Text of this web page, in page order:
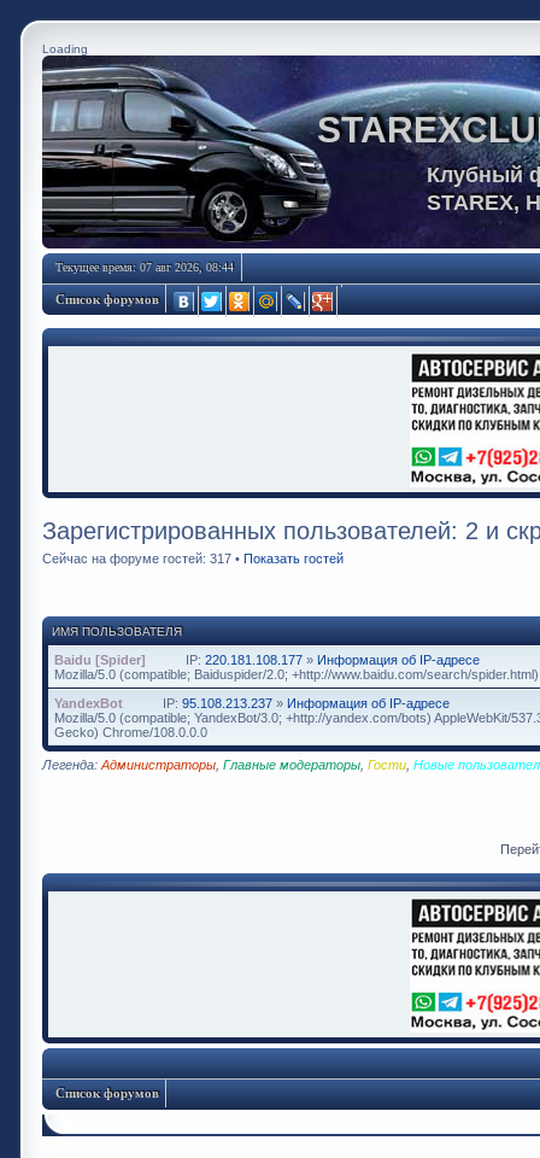
Loading
Клубный
STAREX,
Текущее время: 07 авг 2026, 08:44
Список форумов
Зарегистрированных пользователей: 2 и
Сейчас на форуме гостей: 317 • Показать гостей
ИМЯ ПОЛЬЗОВАТЕЛЯ
Baidu [Spider] IP: 220.181.108.177 » Информация об IP-адресе
Mozilla/5.0 (compatible; Baiduspider/2.0; +http://www.baidu.com/search/spider.html)
YandexBot
IP: 95.108.213.237 » Информация об IP-адресе
Mozilla/5.0 (compatible; YandexBot/3.0; +http://yandex.com/bots) AppleWebKit/
Gecko) Chrome/108.0.0.0
Легенда: Администраторы Главные модераторы Гости Новые
Список форумов